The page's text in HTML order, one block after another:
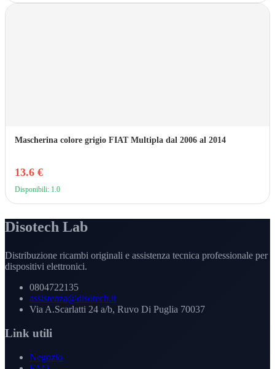
Mascherina colore grigio FIAT Multipla dal 2006 al 2014
13.6 €
Disponibili: 1.0
Disotech Lab
Distribuzione ricambi originali e assistenza tecnica professionale per
dispositivi elettronici.
0804722135
assistenza@disotech.it
Via A.Scarlatti 24 a/b, Ruvo Di Puglia 70037
Link utili
Negozio